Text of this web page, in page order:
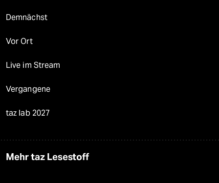
Demnächst
Vor Ort
Live im Stream
Vergangene
taz lab 2027
Mehr taz Lesestoff